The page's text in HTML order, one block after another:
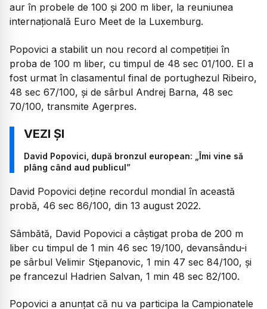
aur în probele de 100 şi 200 m liber, la reuniunea
internaţională Euro Meet de la Luxemburg.
Popovici a stabilit un nou record al competiţiei în
proba de 100 m liber, cu timpul de 48 sec 01/100. El a
fost urmat în clasamentul final de portughezul Ribeiro,
48 sec 67/100, şi de sârbul Andrej Barna, 48 sec
70/100, transmite Agerpres.
David Popovici, după bronzul european: „Îmi vine să
plâng când aud publicul”
David Popovici deţine recordul mondial în această
probă, 46 sec 86/100, din 13 august 2022.
Sâmbătă, David Popovici a câştigat proba de 200 m
liber cu timpul de 1 min 46 sec 19/100, devansându-i
pe sârbul Velimir Stjepanovic, 1 min 47 sec 84/100, şi
pe francezul Hadrien Salvan, 1 min 48 sec 82/100.
Popovici a anunţat că nu va participa la Campionatele